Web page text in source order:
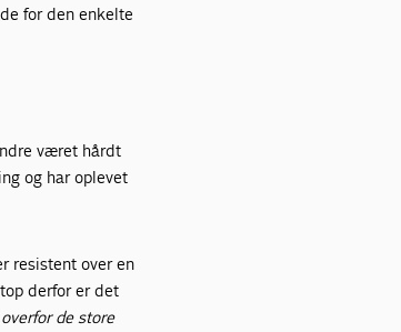
for den enkelte
været hårdt
og har oplevet
resistent over en
derfor er det
de store